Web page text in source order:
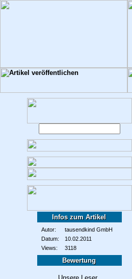
Infos zum Artikel
Autor:
tausendkind GmbH
Datum:
10.02.2011
Views:
3118
Bewertung